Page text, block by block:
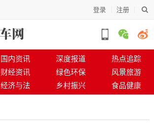
登录 注册
国内资讯 深度报道
热点追踪
财经资讯 绿色环保
风景旅游
经济与法 乡村振兴 食品健康